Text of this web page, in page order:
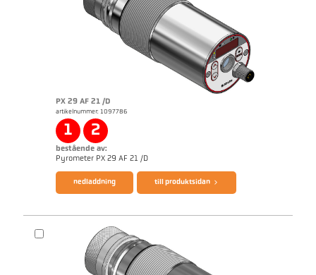
PX 29 AF 21 /D
artikelnummer: 1097786
1 2
bestående av:
Pyrometer PX 29 AF 21 /D
broschyr CellaTemp PX
nedladdning till produktsidan